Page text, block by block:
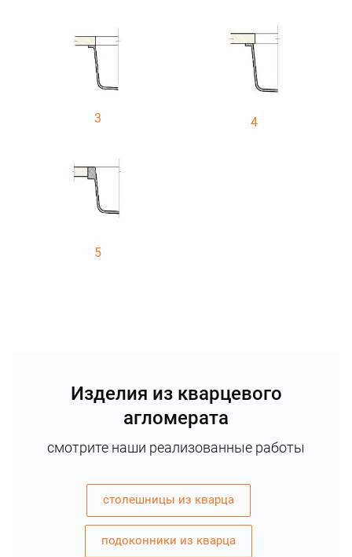
3 4
5
Изделия из кварцевого
агломерата
смотрите наши реализованные работы
столешницы из кварца
подоконники из кварца